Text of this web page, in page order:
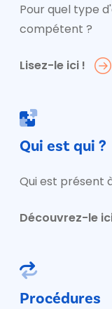
Pour quel type
compétent ?
Lisez-le ici !
Qui est qui ?
Qui est présent
Découvrez-le
Procédures